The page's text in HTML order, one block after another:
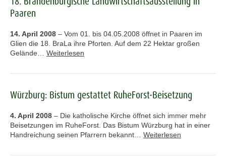
Paaren
14. April 2008 – Vom 01. bis 04.05.2008 öffnet in Paaren im
Glien die 18. BraLa ihre Pforten. Auf dem 22 Hektar großen
Gelände… Weiterlesen
Würzburg: Bistum gestattet RuheForst-Beisetzung
4. April 2008 – Die katholische Kirche öffnet sich immer mehr
Beisetzungen im RuheForst. Das Bistum Würzburg hat in einer
Handreichung seinen Pfarrern bekannt… Weiterlesen